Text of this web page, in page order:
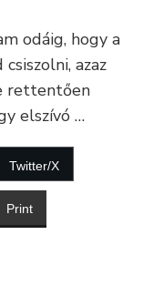
odáig, hogy a
azaz
rettentően
elszívó …
Twitter/X
Print